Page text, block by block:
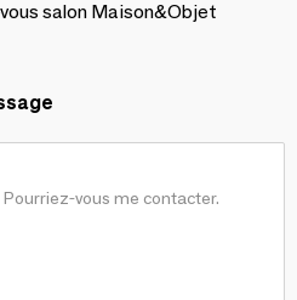
salon Maison&Objet